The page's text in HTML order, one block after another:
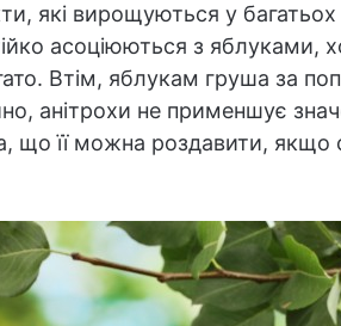
які вирощуються у багатьох
асоціюються з яблуками,
Втім, яблукам груша за
анітрохи не применшує
що її можна роздавити,